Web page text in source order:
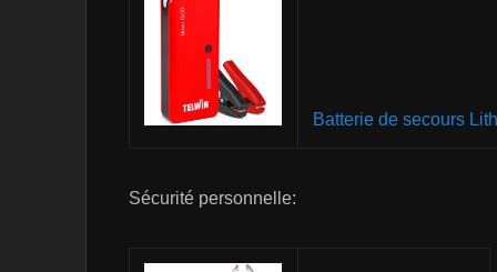
Batterie de secours
Sécurité personnelle: